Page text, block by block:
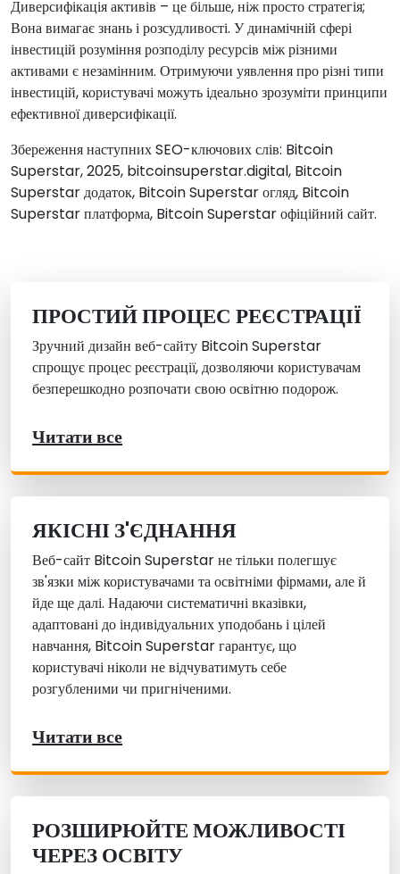
Диверсифікація активів – це більше, ніж просто стратегія;
Вона вимагає знань і розсудливості. У динамічній сфері
інвестицій розуміння розподілу ресурсів між різними
активами є незамінним. Отримуючи уявлення про різні типи
інвестицій, користувачі можуть ідеально зрозуміти принципи
ефективної диверсифікації.
Збереження наступних SEO-ключових слів: Bitcoin
Superstar, 2025, bitcoinsuperstar.digital, Bitcoin
Superstar додаток, Bitcoin Superstar огляд, Bitcoin
Superstar платформа, Bitcoin Superstar офіційний сайт.
ПРОСТИЙ ПРОЦЕС РЕЄСТРАЦІЇ
Зручний дизайн веб-сайту Bitcoin Superstar
спрощує процес реєстрації, дозволяючи користувачам
безперешкодно розпочати свою освітню подорож.
Читати все
ЯКІСНІ З'ЄДНАННЯ
Веб-сайт Bitcoin Superstar не тільки полегшує
зв'язки між користувачами та освітніми фірмами, але й
йде ще далі. Надаючи систематичні вказівки,
адаптовані до індивідуальних уподобань і цілей
навчання, Bitcoin Superstar гарантує, що
користувачі ніколи не відчуватимуть себе
розгубленими чи пригніченими.
Читати все
РОЗШИРЮЙТЕ МОЖЛИВОСТІ
ЧЕРЕЗ ОСВІТУ